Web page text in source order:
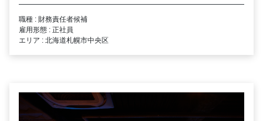
職種 : 財務責任者候補
雇用形態 : 正社員
エリア : 北海道札幌市中央区